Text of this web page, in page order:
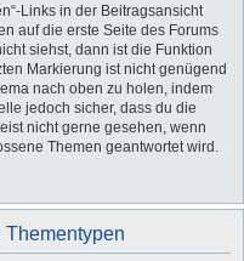
Links in der Beitragsansicht
auf die erste Seite des Forums
siehst, dann ist die Funktion
Markierung ist nicht genügend
nach oben zu holen, indem
jedoch sicher, dass du die
nicht gerne gesehen, wenn
Themen geantwortet wird.
Thementypen